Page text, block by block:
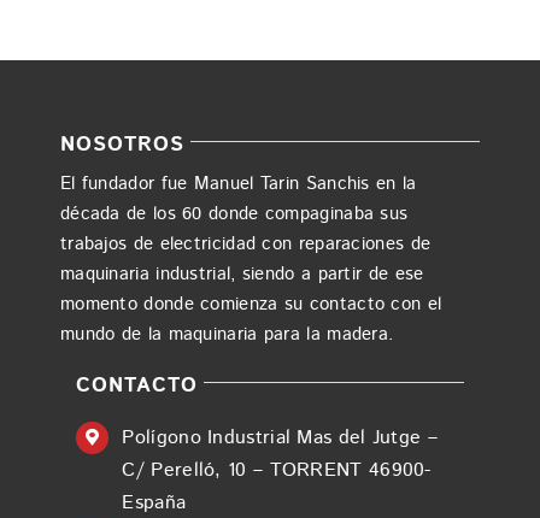
NOSOTROS
El fundador fue Manuel Tarin Sanchis en la
década de los 60 donde compaginaba sus
trabajos de electricidad con reparaciones de
maquinaria industrial, siendo a partir de ese
momento donde comienza su contacto con el
mundo de la maquinaria para la madera.
CONTACTO
Polígono Industrial Mas del Jutge –
C/ Perelló, 10 – TORRENT 46900-
España